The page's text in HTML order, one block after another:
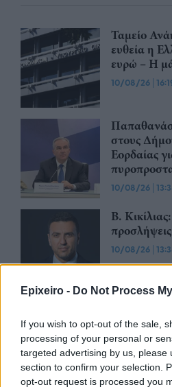
Epixeiro - Do Not Process
If you wish to opt-out of the sale,
processing of your personal or
targeted advertising by us, please
section to confirm your selection.
opt-out request is processed you
Ταμείο
ευθεία η
ευρώ – Η
10/08/26 |
στους
Εορδαίας
10/08/26 |
Β.
10/08/26 |
20.000
υψηλής
τελευταία
Ελλάδα»
10/08/26|